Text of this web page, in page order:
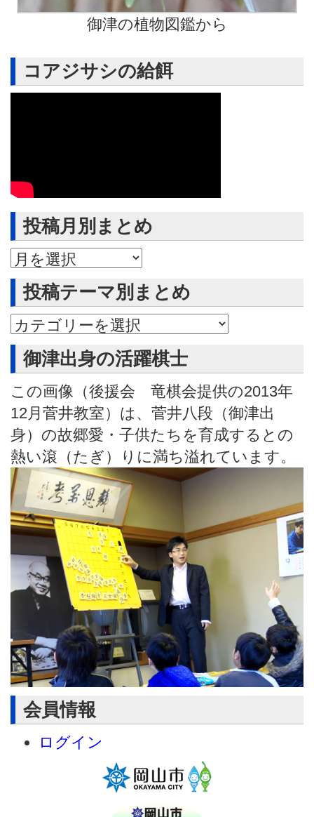
御津の植物図鑑から
コアジサシの給餌
投稿月別まとめ
投稿月別まとめ
投稿テーマ別まとめ
御津出身の活躍棋士
この画像（後援会 竜棋会提供の2013年
12月菅井教室）は、菅井八段（御津出
身）の故郷愛・子供たちを育成するとの
熱い滾（たぎ）りに満ち溢れています。
会員情報
ログイン